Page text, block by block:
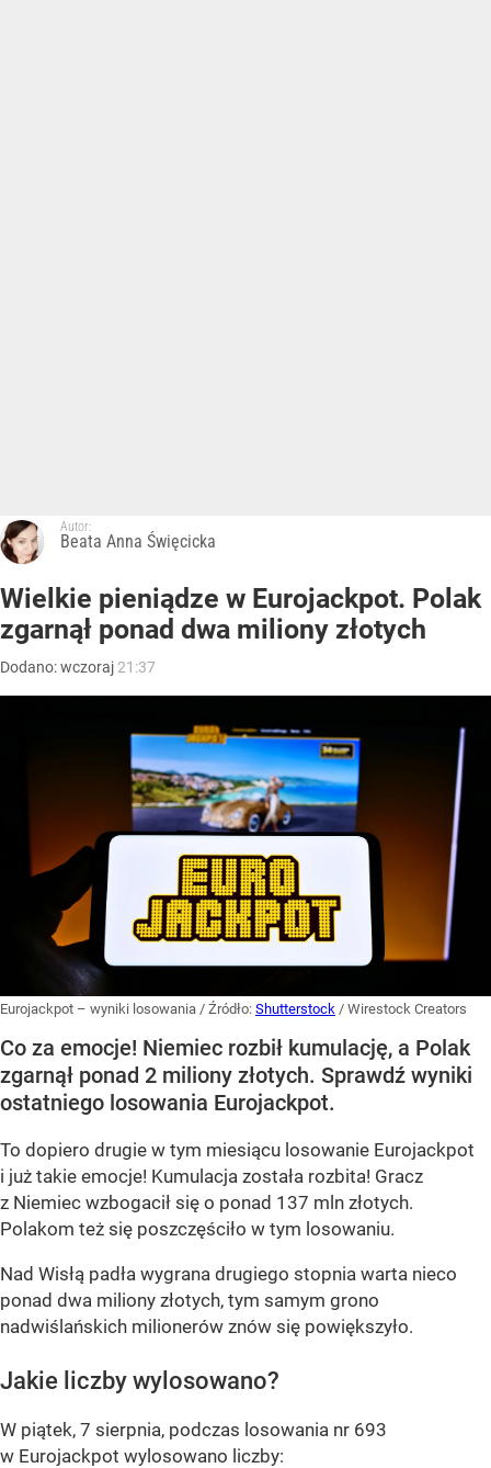
Autor:
Beata Anna Święcicka
Wielkie pieniądze w Eurojackpot. Polak
zgarnął ponad dwa miliony złotych
Dodano:wczoraj 21:37
Eurojackpot – wyniki losowania / Źródło: Shutterstock / Wirestock Creators
Co za emocje! Niemiec rozbił kumulację, a Polak
zgarnął ponad 2 miliony złotych. Sprawdź wyniki
ostatniego losowania Eurojackpot.
To dopiero drugie w tym miesiącu losowanie Eurojackpot
i już takie emocje! Kumulacja została rozbita! Gracz
z Niemiec wzbogacił się o ponad 137 mln złotych.
Polakom też się poszczęściło w tym losowaniu.
Nad Wisłą padła wygrana drugiego stopnia warta nieco
ponad dwa miliony złotych, tym samym grono
nadwiślańskich milionerów znów się powiększyło.
Jakie liczby wylosowano?
W piątek, 7 sierpnia, podczas losowania nr 693
w Eurojackpot wylosowano liczby: